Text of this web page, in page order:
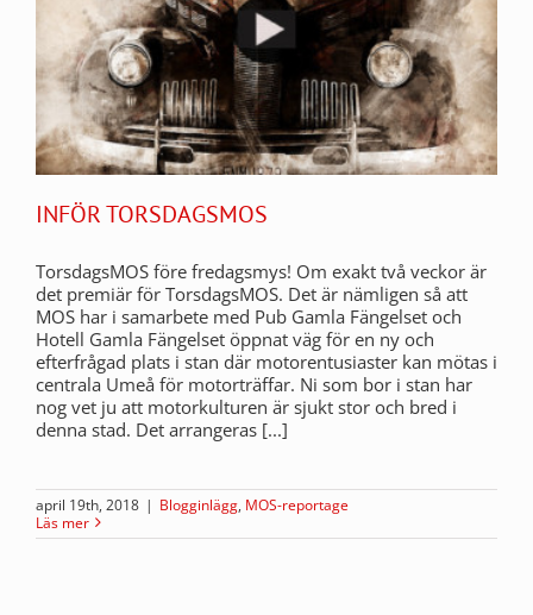
INFÖR TORSDAGSMOS
TorsdagsMOS före fredagsmys! Om exakt två veckor är
det premiär för TorsdagsMOS. Det är nämligen så att
MOS har i samarbete med Pub Gamla Fängelset och
Hotell Gamla Fängelset öppnat väg för en ny och
efterfrågad plats i stan där motorentusiaster kan mötas i
centrala Umeå för motorträffar. Ni som bor i stan har
nog vet ju att motorkulturen är sjukt stor och bred i
denna stad. Det arrangeras [...]
april 19th, 2018 | Blogginlägg, MOS-reportage
Läs mer